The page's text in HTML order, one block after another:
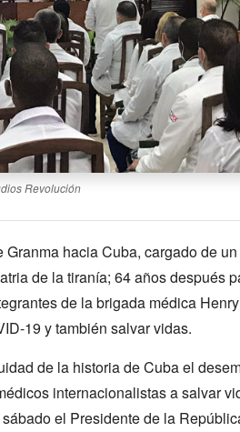
Revolución
hacia Cuba, cargado de
de la tiranía; 64 años después
de la brigada médica
19 y también salvar vidas.
de la historia de Cuba el
internacionalistas a salvar
el Presidente de la